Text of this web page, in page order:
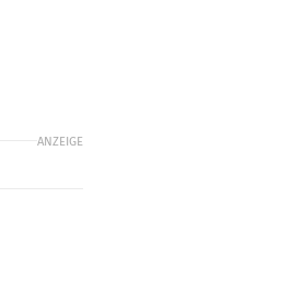
ANZEIGE